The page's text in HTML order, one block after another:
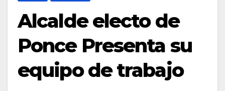
Alcalde electo de
Ponce Presenta su
equipo de trabajo